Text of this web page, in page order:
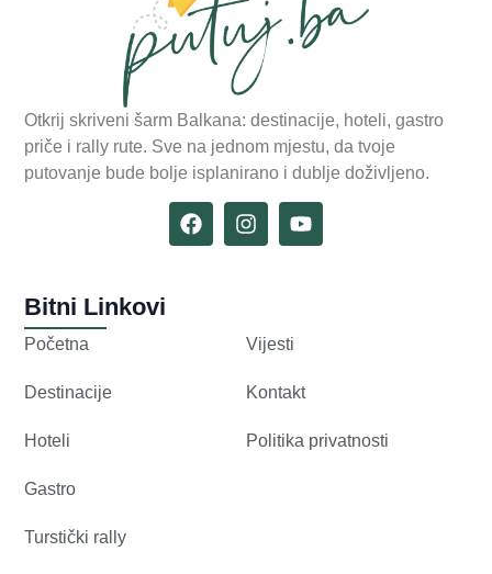
Otkrij skriveni šarm Balkana: destinacije, hoteli, gastro
priče i rally rute. Sve na jednom mjestu, da tvoje
putovanje bude bolje isplanirano i dublje doživljeno.
Bitni Linkovi
Početna
Destinacije
Hoteli
Gastro
Turstički rally
Vijesti
Kontakt
Politika privatnosti